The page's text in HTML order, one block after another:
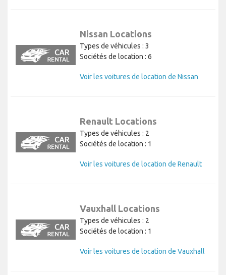
Nissan Locations
Types de véhicules : 3
Sociétés de location : 6
Voir les voitures de location de Nissan
Renault Locations
Types de véhicules : 2
Sociétés de location : 1
Voir les voitures de location de Renault
Vauxhall Locations
Types de véhicules : 2
Sociétés de location : 1
Voir les voitures de location de Vauxhall